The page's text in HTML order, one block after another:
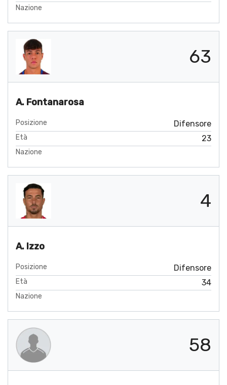
Nazione
63
A. Fontanarosa
Posizione Difensore
Età 23
Nazione
4
A. Izzo
Posizione Difensore
Età 34
Nazione
58